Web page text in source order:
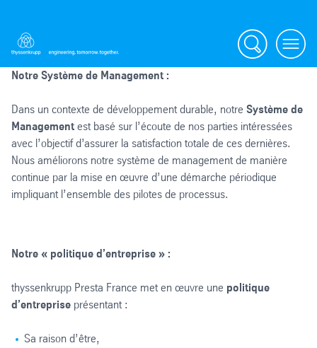
Search Menu
Notre Système de Management :
Dans un contexte de développement durable, notre Système de
Management est basé sur l’écoute de nos parties intéressées
avec l’objectif d’assurer la satisfaction totale de ces dernières.
Nous améliorons notre système de management de manière
continue par la mise en œuvre d’une démarche périodique
impliquant l’ensemble des pilotes de processus.
Notre « politique d’entreprise » :
thyssenkrupp Presta France met en œuvre une politique
d’entreprise présentant :
Sa raison d’être,